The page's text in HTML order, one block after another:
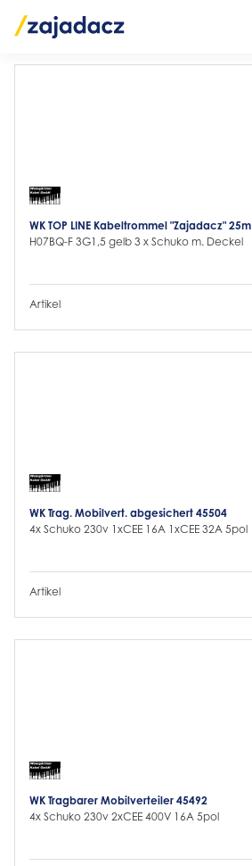
WK TOP LINE Kabeltrommel "Zajadacz" 25m
H07BQ-F 3G1,5 gelb 3 x Schuko m. Deckel
Artikel
WK Trag. Mobilvert. abgesichert 45504
4x Schuko 230v 1xCEE 16A 1xCEE 32A 5pol
Artikel
WK Tragbarer Mobilverteiler 45492
4x Schuko 230v 2xCEE 400V 16A 5pol